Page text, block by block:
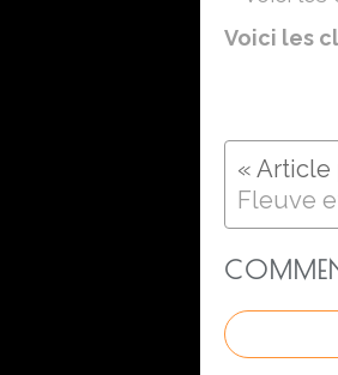
Voici les
Fleuve